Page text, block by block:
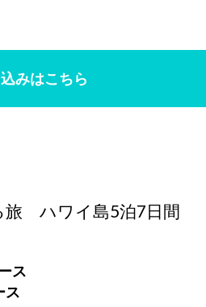
みはこちら
旅 ハワイ島5泊7日間
ス
ス